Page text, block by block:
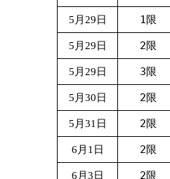
5月29日 1限
5月29日 2限
5月29日 3限
5月30日 2限
5月31日 2限
6月1日 2限
6月3日 2限